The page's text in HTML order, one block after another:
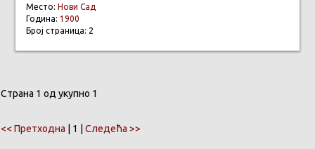
Место: Нови Сад
Година: 1900
Број страница: 2
Страна 1 од укупно 1
<< Претходна | 1 | Следећа >>